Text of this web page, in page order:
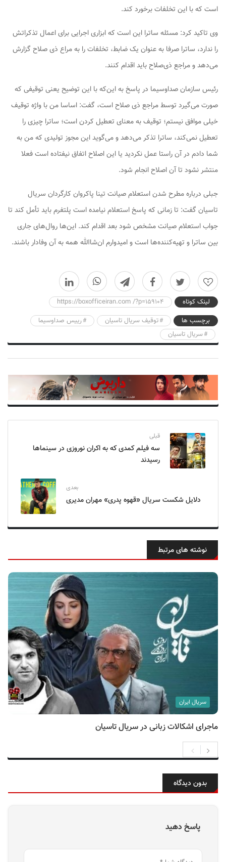
است که با این تخلفات برخورد کند.
وی تاکید کرد: مسئله ساترا این است که ابزاری اجرایی برای اعمال تذکراتش
را ندارد، ساترا صرفا به عنوان یک ضابط، تخلفات را به مراع ذی صلاح گزارش
می‌دهد و مراجع ذی‌صلاح باید اقدام کنند.
رئیس سازمان صداوسیما در پاسخ به این‌که با این توضیح یعنی توقیفی که
صورت می‌گیرد توسط مراجع ذی صلاح است، گفت: اساسا من با واژه توقیف
خیلی موافق نیستم؛ توقیف به معنای تعطیل کردن است؛ ساترا چیزی را
تعطیل نمی‌کند، ساترا تذکر می‌دهد و می‌گوید این مجوز تولیدی که من به
شما دادم در آن راستا عمل نکردید یا این اصلاح اتفاق نیفتاده است فعلا
منتشر نشود تا آن اصلاح انجام شود.
جبلی درباره مطرح شدن استعلام صیانت تینا پاکروان کارگردان سریال
تاسیان گفت: تا زمانی که پاسخ استعلام نیامده است پلتفرم باید تأمل کند تا
جواب استعلام صیانت مشخص شود بعد اقدام کند. این‌ها روال‌های جاری
بین ساترا و تهیه‌کننده‌ها است و امیدوارم ان‌شاالله همه به آن وفادار باشند.
0
لینک کوتاه
https://boxofficeiran.com /?p=159104
برچسب ها
توقیف سریال تاسیان
رییس صداوسیما
سریال تاسیان
قبلی
سه فیلم کمدی که به اکران نوروزی در سینماها
رسیدند
بعدی
دلایل شکست سریال «قهوه پدری» مهران مدیری
نوشته های مرتبط
سریال ایران
ماجرای اشکالات زبانی در سریال تاسیان
بدون دیدگاه
پاسخ دهید